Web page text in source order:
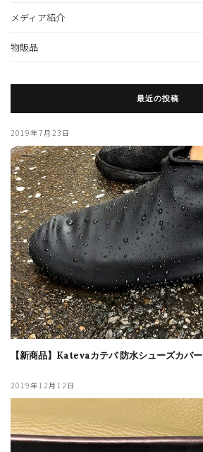
メディア紹介
物販品
最近の投稿
2019年7月23日
【新商品】Katevaカテバ 防水シューズカバー
2019年12月12日